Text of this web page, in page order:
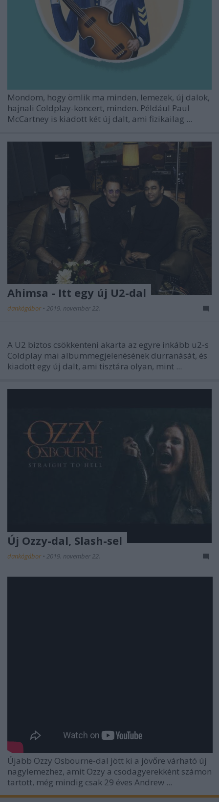
Mondom, hogy ömlik ma minden, lemezek, új dalok,
hajnali Coldplay-koncert, minden. Például Paul
McCartney is kiadott két új dalt, ami fizikailag ...
Ahimsa - Itt egy új U2-dal
dankógábor • 2019. november 22.
A U2 biztos csökkenteni akarta az egyre inkább u2-s
Coldplay mai albummegjelenésének durranását, és
kiadott egy új dalt, ami tisztára olyan, mint ...
Új Ozzy-dal, Slash-sel
dankógábor • 2019. november 22.
Újabb Ozzy Osbourne-dal jött ki a jövőre várható új
nagylemezhez, amit Ozzy a csodagyerekként számon
tartott, még mindig csak 29 éves Andrew ...